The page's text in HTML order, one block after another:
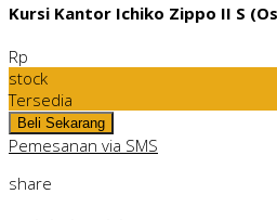
Kursi Kantor Ichiko Zippo II S
Rp
stock
Tersedia
Pemesanan via SMS
share